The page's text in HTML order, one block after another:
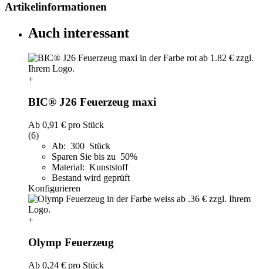
Artikelinformationen
Auch interessant
+
BIC® J26 Feuerzeug maxi
Ab 0,91 € pro Stück
(6)
Ab: 300 Stück
Sparen Sie bis zu 50%
Material: Kunststoff
Bestand wird geprüft
Konfigurieren
+
Olymp Feuerzeug
Ab 0,24 € pro Stück